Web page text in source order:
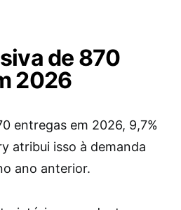
de 870
2026
entregas em 2026, 9,7%
atribui isso à demanda
ano anterior.